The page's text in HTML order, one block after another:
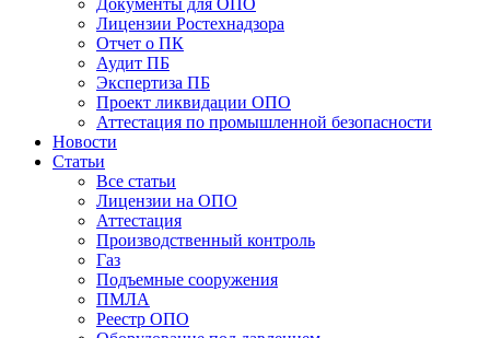
Документы для ОПО
Лицензии Ростехнадзора
Отчет о ПК
Аудит ПБ
Экспертиза ПБ
Проект ликвидации ОПО
Аттестация по промышленной безопасности
Новости
Статьи
Все статьи
Лицензии на ОПО
Аттестация
Производственный контроль
Газ
Подъемные сооружения
ПМЛА
Реестр ОПО